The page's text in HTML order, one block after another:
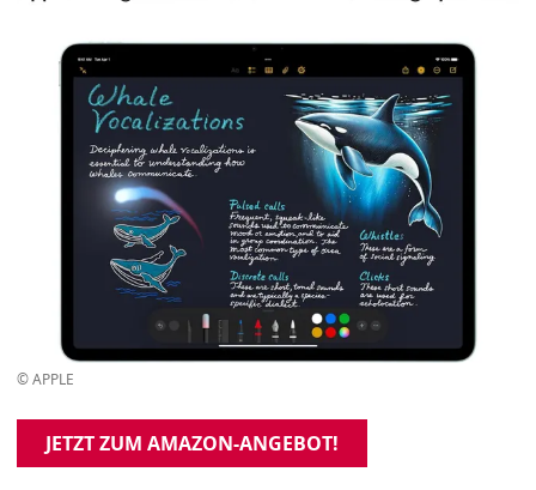
© APPLE
JETZT ZUM AMAZON-ANGEBOT!